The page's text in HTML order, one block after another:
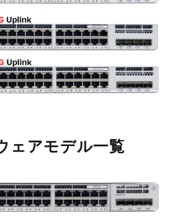
ェアモデル一覧